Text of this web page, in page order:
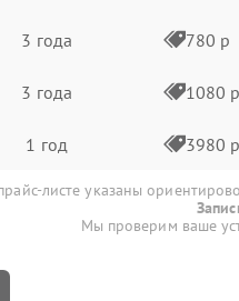
3 года 780 р
3 года 1080 р
1 год 3980 р
листе указаны
Мы проверим ваше